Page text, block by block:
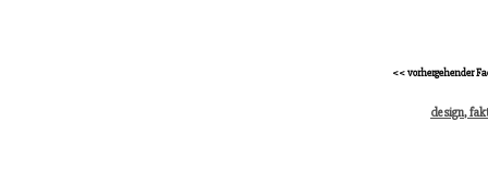
<< vorhergehender
design,